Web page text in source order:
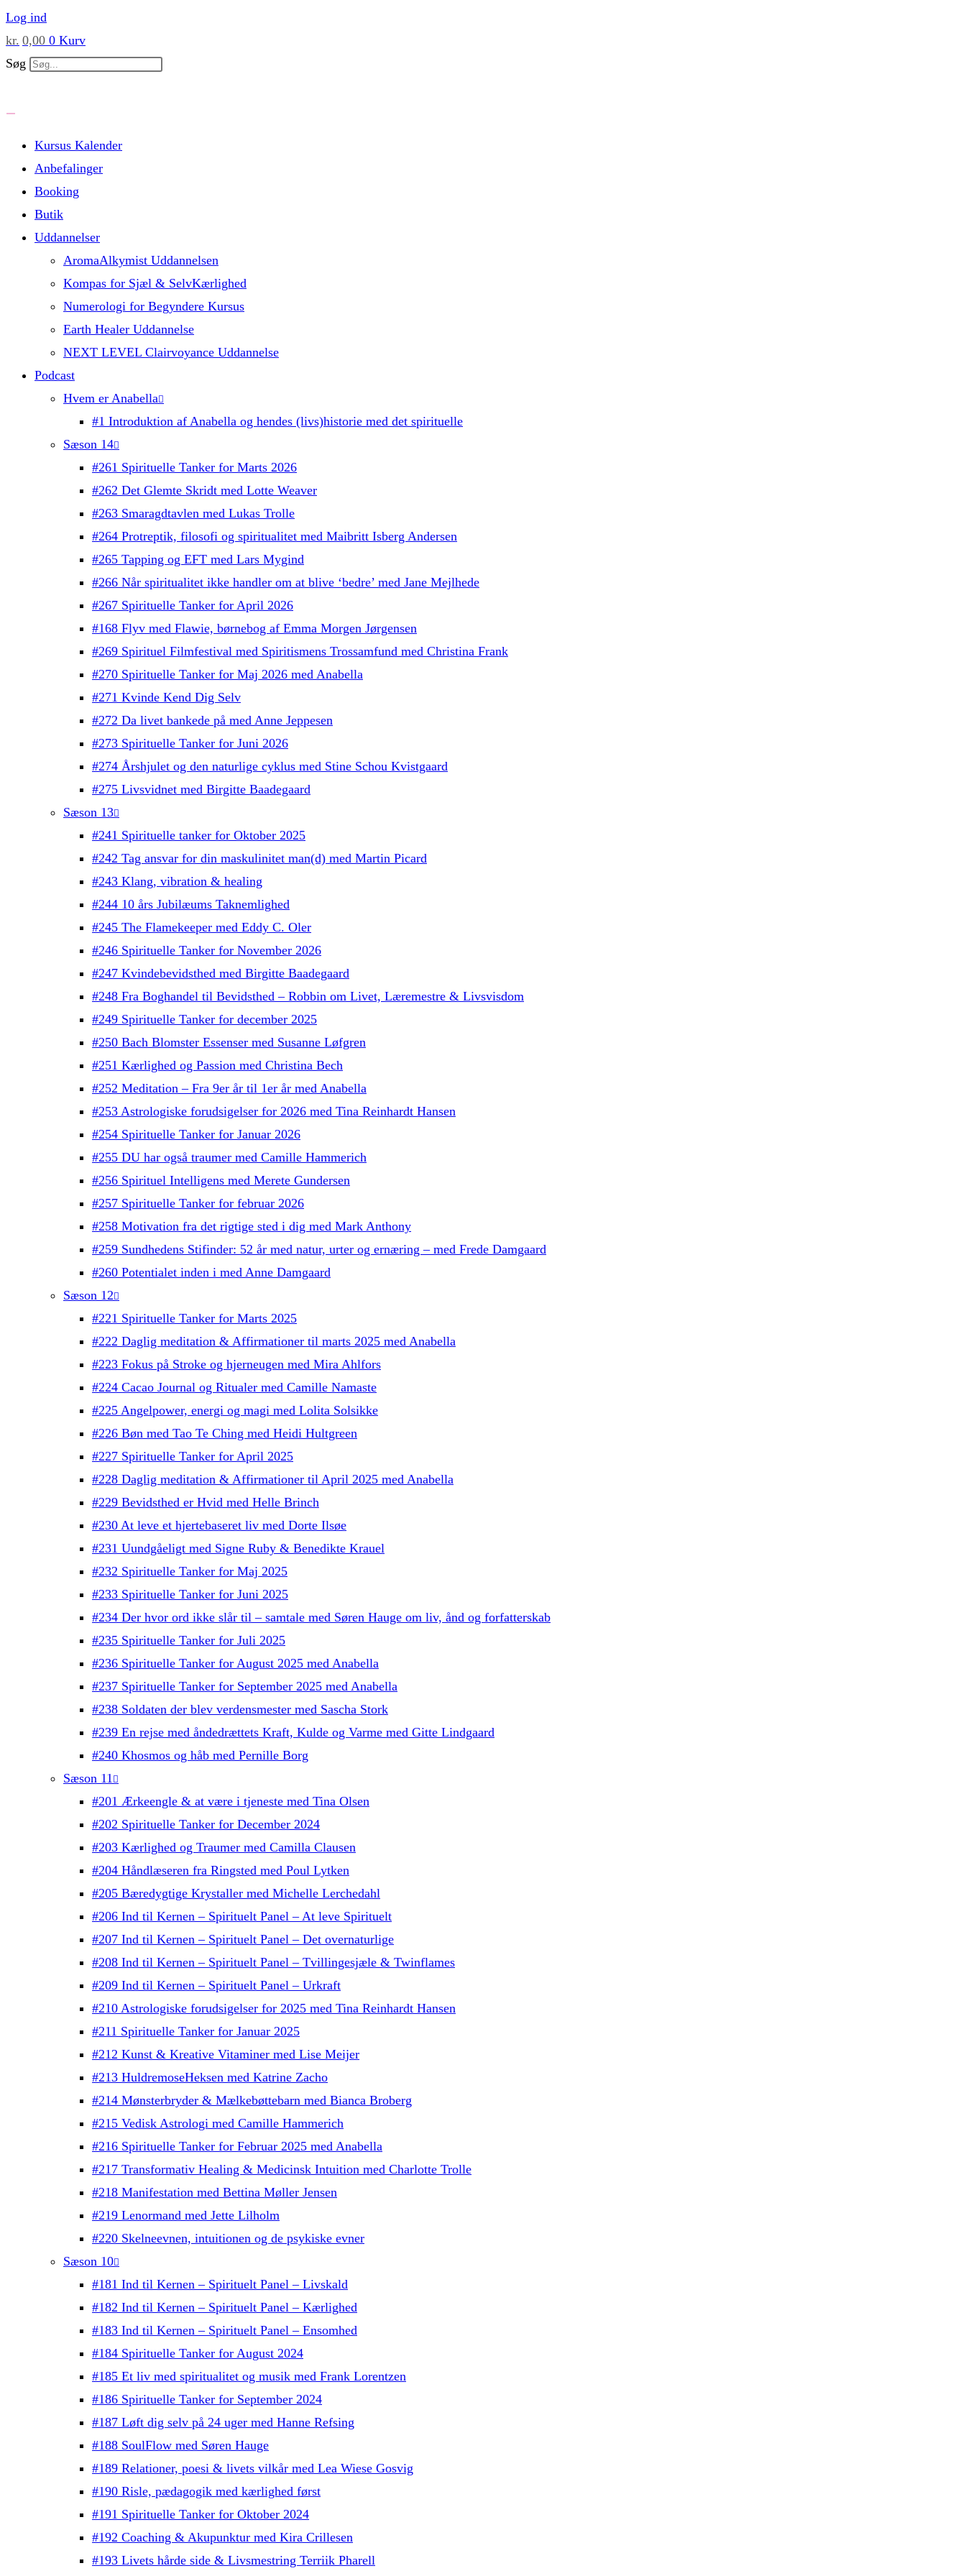
Skip
to
content
Log ind
kr. 0,00 0 Kurv
Søg
Kursus Kalender
Anbefalinger
Booking
Butik
Uddannelser
AromaAlkymist Uddannelsen
Kompas for Sjæl & SelvKærlighed
Numerologi for Begyndere Kursus
Earth Healer Uddannelse
NEXT LEVEL Clairvoyance Uddannelse
Podcast
Hvem er Anabella
#1 Introduktion af Anabella og hendes (livs)historie med det spirituelle
Sæson 14
#261 Spirituelle Tanker for Marts 2026
#262 Det Glemte Skridt med Lotte Weaver
#263 Smaragdtavlen med Lukas Trolle
#264 Protreptik, filosofi og spiritualitet med Maibritt Isberg Andersen
#265 Tapping og EFT med Lars Mygind
#266 Når spiritualitet ikke handler om at blive ‘bedre’ med Jane Mejlhede
#267 Spirituelle Tanker for April 2026
#168 Flyv med Flawie, børnebog af Emma Morgen Jørgensen
#269 Spirituel Filmfestival med Spiritismens Trossamfund med Christina Frank
#270 Spirituelle Tanker for Maj 2026 med Anabella
#271 Kvinde Kend Dig Selv
#272 Da livet bankede på med Anne Jeppesen
#273 Spirituelle Tanker for Juni 2026
#274 Årshjulet og den naturlige cyklus med Stine Schou Kvistgaard
#275 Livsvidnet med Birgitte Baadegaard
Sæson 13
#241 Spirituelle tanker for Oktober 2025
#242 Tag ansvar for din maskulinitet man(d) med Martin Picard
#243 Klang, vibration & healing
#244 10 års Jubilæums Taknemlighed
#245 The Flamekeeper med Eddy C. Oler
#246 Spirituelle Tanker for November 2026
#247 Kvindebevidsthed med Birgitte Baadegaard
#248 Fra Boghandel til Bevidsthed – Robbin om Livet, Læremestre & Livsvisdom
#249 Spirituelle Tanker for december 2025
#250 Bach Blomster Essenser med Susanne Løfgren
#251 Kærlighed og Passion med Christina Bech
#252 Meditation – Fra 9er år til 1er år med Anabella
#253 Astrologiske forudsigelser for 2026 med Tina Reinhardt Hansen
#254 Spirituelle Tanker for Januar 2026
#255 DU har også traumer med Camille Hammerich
#256 Spirituel Intelligens med Merete Gundersen
#257 Spirituelle Tanker for februar 2026
#258 Motivation fra det rigtige sted i dig med Mark Anthony
#259 Sundhedens Stifinder: 52 år med natur, urter og ernæring – med Frede Damgaard
#260 Potentialet inden i med Anne Damgaard
Sæson 12
#221 Spirituelle Tanker for Marts 2025
#222 Daglig meditation & Affirmationer til marts 2025 med Anabella
#223 Fokus på Stroke og hjerneugen med Mira Ahlfors
#224 Cacao Journal og Ritualer med Camille Namaste
#225 Angelpower, energi og magi med Lolita Solsikke
#226 Bøn med Tao Te Ching med Heidi Hultgreen
#227 Spirituelle Tanker for April 2025
#228 Daglig meditation & Affirmationer til April 2025 med Anabella
#229 Bevidsthed er Hvid med Helle Brinch
#230 At leve et hjertebaseret liv med Dorte Ilsøe
#231 Uundgåeligt med Signe Ruby & Benedikte Krauel
#232 Spirituelle Tanker for Maj 2025
#233 Spirituelle Tanker for Juni 2025
#234 Der hvor ord ikke slår til – samtale med Søren Hauge om liv, ånd og forfatterskab
#235 Spirituelle Tanker for Juli 2025
#236 Spirituelle Tanker for August 2025 med Anabella
#237 Spirituelle Tanker for September 2025 med Anabella
#238 Soldaten der blev verdensmester med Sascha Stork
#239 En rejse med åndedrættets Kraft, Kulde og Varme med Gitte Lindgaard
#240 Khosmos og håb med Pernille Borg
Sæson 11
#201 Ærkeengle & at være i tjeneste med Tina Olsen
#202 Spirituelle Tanker for December 2024
#203 Kærlighed og Traumer med Camilla Clausen
#204 Håndlæseren fra Ringsted med Poul Lytken
#205 Bæredygtige Krystaller med Michelle Lerchedahl
#206 Ind til Kernen – Spirituelt Panel – At leve Spirituelt
#207 Ind til Kernen – Spirituelt Panel – Det overnaturlige
#208 Ind til Kernen – Spirituelt Panel – Tvillingesjæle & Twinflames
#209 Ind til Kernen – Spirituelt Panel – Urkraft
#210 Astrologiske forudsigelser for 2025 med Tina Reinhardt Hansen
#211 Spirituelle Tanker for Januar 2025
#212 Kunst & Kreative Vitaminer med Lise Meijer
#213 HuldremoseHeksen med Katrine Zacho
#214 Mønsterbryder & Mælkebøttebarn med Bianca Broberg
#215 Vedisk Astrologi med Camille Hammerich
#216 Spirituelle Tanker for Februar 2025 med Anabella
#217 Transformativ Healing & Medicinsk Intuition med Charlotte Trolle
#218 Manifestation med Bettina Møller Jensen
#219 Lenormand med Jette Lilholm
#220 Skelneevnen, intuitionen og de psykiske evner
Sæson 10
#181 Ind til Kernen – Spirituelt Panel – Livskald
#182 Ind til Kernen – Spirituelt Panel – Kærlighed
#183 Ind til Kernen – Spirituelt Panel – Ensomhed
#184 Spirituelle Tanker for August 2024
#185 Et liv med spiritualitet og musik med Frank Lorentzen
#186 Spirituelle Tanker for September 2024
#187 Løft dig selv på 24 uger med Hanne Refsing
#188 SoulFlow med Søren Hauge
#189 Relationer, poesi & livets vilkår med Lea Wiese Gosvig
#190 Risle, pædagogik med kærlighed først
#191 Spirituelle Tanker for Oktober 2024
#192 Coaching & Akupunktur med Kira Crillesen
#193 Livets hårde side & Livsmestring Terriik Pharell